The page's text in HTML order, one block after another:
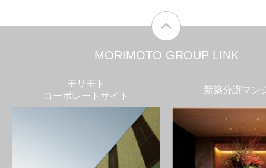
MORIMOTO GROUP LINK
モリモト
コーポレートサイト
新築分譲マン